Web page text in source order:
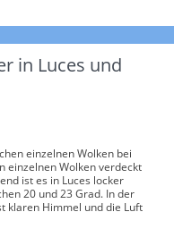
in Luces und
einzelnen Wolken bei
einzelnen Wolken verdeckt
ist es in Luces locker
20 und 23 Grad. In der
klaren Himmel und die Luft